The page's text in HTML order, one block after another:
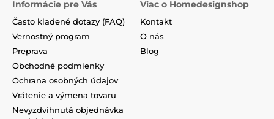
Informácie pre Vás
Často kladené dotazy (FAQ)
Vernostný program
Preprava
Obchodné podmienky
Ochrana osobných údajov
Vrátenie a výmena tovaru
Nevyzdvihnutá objednávka
Viac o Homedesignshop
Kontakt
O nás
Blog